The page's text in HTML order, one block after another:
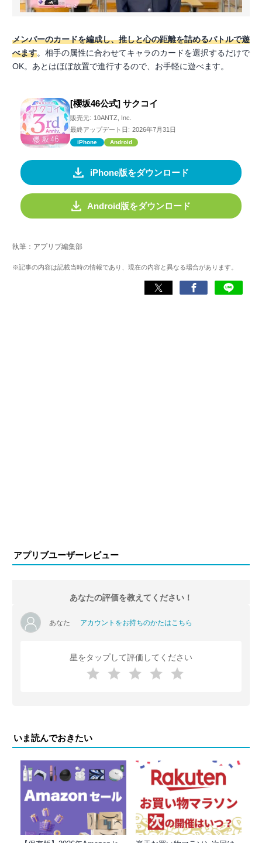
メンバーのカードを編成し、推しと心の距離を詰めるバトルで遊
べます。相手の属性に合わせてキャラのカードを選択するだけで
OK。あとはほぼ放置で進行するので、お手軽に遊べます。
[櫻坂46公式] サクコイ
販売元: 10ANTZ, Inc.
最終アップデート日: 2026年7月31日
iPhone Android
iPhone版をダウンロード
Android版をダウンロード
執筆：アプリブ編集部
※記事の内容は記載当時の情報であり、現在の内容と異なる場合があります。
アプリブユーザーレビュー
あなたの評価を教えてください！
あなた アカウントをお持ちのかたはこちら
星をタップして評価してください
いま読んでおきたい